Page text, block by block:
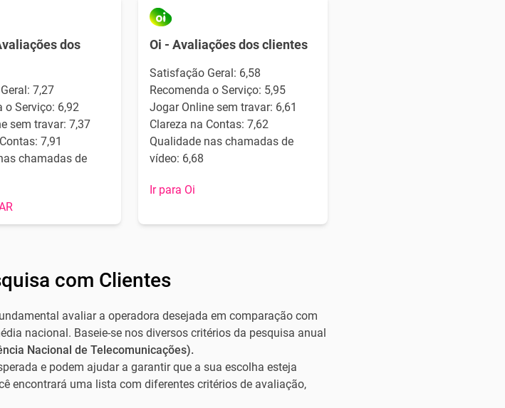
dos
7,27
o Serviço: 6,92
sem travar: 7,37
7,91
chamadas de
Oi - Avaliações dos clientes
Satisfação Geral: 6,58
Recomenda o Serviço: 5,95
Jogar Online sem travar: 6,61
Clareza na Contas: 7,62
Qualidade nas chamadas de
vídeo: 6,68
Ir para Oi
com Clientes
avaliar a operadora desejada em comparação com
nacional. Baseie-se nos diversos critérios da pesquisa anual
Nacional de Telecomunicações).
e podem ajudar a garantir que a sua escolha esteja
encontrará uma lista com diferentes critérios de avaliação,